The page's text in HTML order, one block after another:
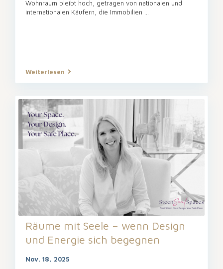
Wohnraum bleibt hoch, getragen von nationalen und
internationalen Käufern, die Immobilien ...
Weiterlesen
Räume mit Seele – wenn Design
und Energie sich begegnen
Nov. 18, 2025